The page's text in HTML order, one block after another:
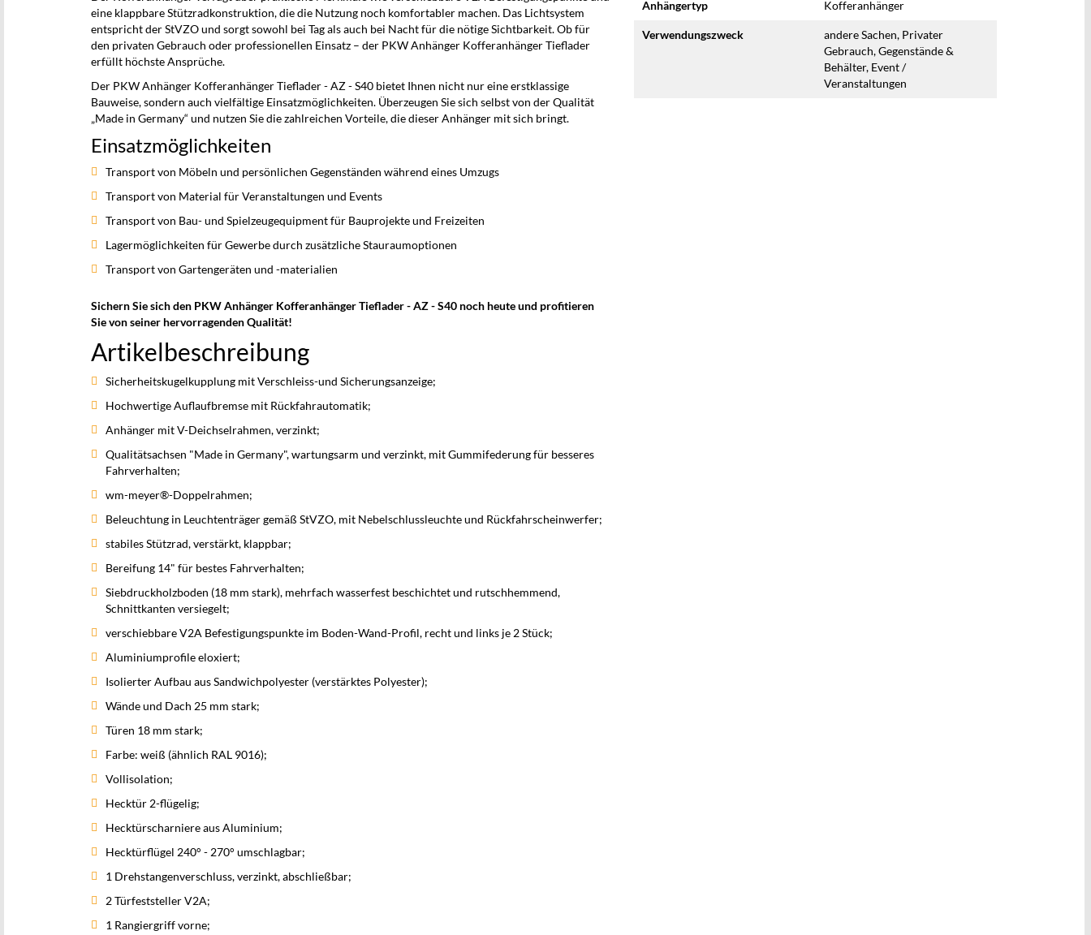
eine klappbare Stützradkonstruktion, die die Nutzung noch komfortabler machen. Das Lichtsystem
entspricht der StVZO und sorgt sowohl bei Tag als auch bei Nacht für die nötige Sichtbarkeit. Ob für
den privaten Gebrauch oder professionellen Einsatz – der PKW Anhänger Kofferanhänger Tieflader
erfüllt höchste Ansprüche.
Der PKW Anhänger Kofferanhänger Tieflader - AZ - S40 bietet Ihnen nicht nur eine erstklassige
Bauweise, sondern auch vielfältige Einsatzmöglichkeiten. Überzeugen Sie sich selbst von der Qualität
„Made in Germany“ und nutzen Sie die zahlreichen Vorteile, die dieser Anhänger mit sich bringt.
Einsatzmöglichkeiten
Transport von Möbeln und persönlichen Gegenständen während eines Umzugs
Transport von Material für Veranstaltungen und Events
Transport von Bau- und Spielzeugequipment für Bauprojekte und Freizeiten
Lagermöglichkeiten für Gewerbe durch zusätzliche Stauraumoptionen
Transport von Gartengeräten und -materialien
Sichern Sie sich den PKW Anhänger Kofferanhänger Tieflader - AZ - S40 noch heute und profitieren
Sie von seiner hervorragenden Qualität!
Artikelbeschreibung
Sicherheitskugelkupplung mit Verschleiss-und Sicherungsanzeige;
Hochwertige Auflaufbremse mit Rückfahrautomatik;
Anhänger mit V-Deichselrahmen, verzinkt;
Qualitätsachsen "Made in Germany", wartungsarm und verzinkt, mit Gummifederung für besseres
Fahrverhalten;
wm-meyer®-Doppelrahmen;
Beleuchtung in Leuchtenträger gemäß StVZO, mit Nebelschlussleuchte und Rückfahrscheinwerfer;
stabiles Stützrad, verstärkt, klappbar;
Bereifung 14" für bestes Fahrverhalten;
Siebdruckholzboden (18 mm stark), mehrfach wasserfest beschichtet und rutschhemmend,
Schnittkanten versiegelt;
verschiebbare V2A Befestigungspunkte im Boden-Wand-Profil, recht und links je 2 Stück;
Aluminiumprofile eloxiert;
Isolierter Aufbau aus Sandwichpolyester (verstärktes Polyester);
Wände und Dach 25 mm stark;
Türen 18 mm stark;
Farbe: weiß (ähnlich RAL 9016);
Vollisolation;
Hecktür 2-flügelig;
Hecktürscharniere aus Aluminium;
Hecktürflügel 240° - 270° umschlagbar;
1 Drehstangenverschluss, verzinkt, abschließbar;
2 Türfeststeller V2A;
1 Rangiergriff vorne;
Anhängertyp Kofferanhänger
Verwendungszweck
andere Sachen, Privater
Gebrauch, Gegenstände &
Behälter, Event /
Veranstaltungen